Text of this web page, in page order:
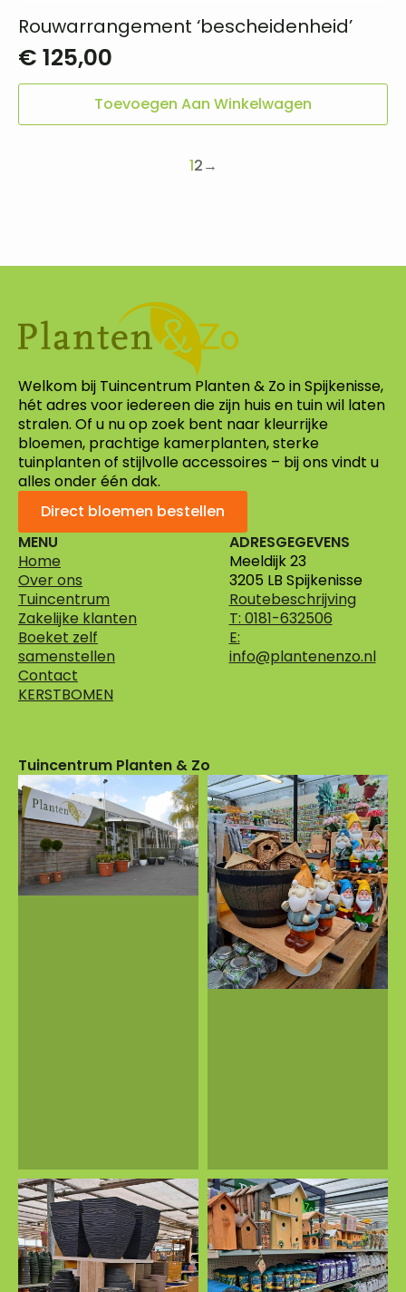
Rouwarrangement ‘bescheidenheid’
€ 125,00
Toevoegen Aan Winkelwagen
12→
Welkom bij Tuincentrum Planten & Zo in Spijkenisse,
hét adres voor iedereen die zijn huis en tuin wil laten
stralen. Of u nu op zoek bent naar kleurrijke
bloemen, prachtige kamerplanten, sterke
tuinplanten of stijlvolle accessoires – bij ons vindt u
alles onder één dak.
Direct bloemen bestellen
MENU
Home
Over ons
Tuincentrum
Zakelijke klanten
Boeket zelf
samenstellen
Contact
KERSTBOMEN
ADRESGEGEVENS
Meeldijk 23
3205 LB Spijkenisse
Routebeschrijving
T: 0181-632506
E:
info@plantenenzo.nl
Tuincentrum Planten & Zo